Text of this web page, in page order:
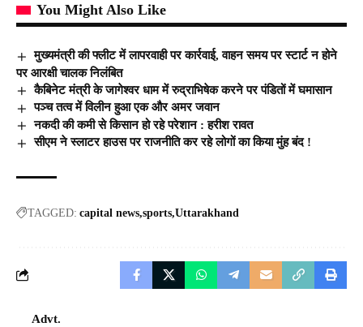
You Might Also Like
मुख्यमंत्री की फ्लीट में लापरवाही पर कार्रवाई, वाहन समय पर स्टार्ट न होने
पर आरक्षी चालक निलंबित
कैबिनेट मंत्री के जागेश्वर धाम में रुद्राभिषेक करने पर पंडितों में घमासान
पञ्च तत्व में विलीन हुआ एक और अमर जवान
नकदी की कमी से किसान हो रहे परेशान : हरीश रावत
सीएम ने स्लाटर हाउस पर राजनीति कर रहे लोगों का किया मुंह बंद !
TAGGED: capital news sports Uttarakhand
Advt.